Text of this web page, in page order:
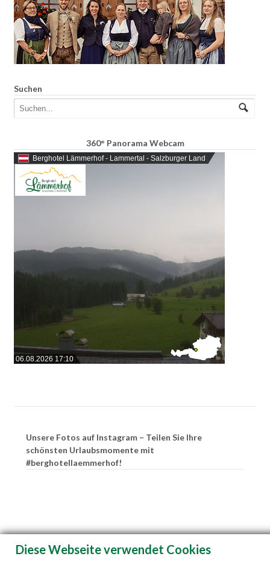
Suchen
360° Panorama Webcam
Berghotel Lämmerhof - Lammertal - Salzburger Land
06.08.2026 17:10
Unsere Fotos auf Instagram – Teilen Sie Ihre
schönsten Urlaubsmomente mit
#berghotellaemmerhof!
Diese Webseite verwendet Cookies